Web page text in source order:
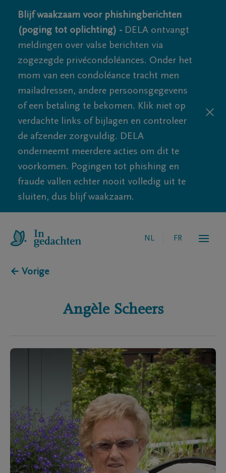
Blijf waakzaam voor phishingberichten
(poging tot oplichting) - DELA ontvangt
meldingen over valse berichten via
zogezegde privécondoléances. Onder het
mom van een condoléance tracht men
mailadressen, andere persoonsgegevens
of een betaling te bekomen. Klik niet op
verdachte links of bijlagen en controleer
de afzender zorgvuldig. DELA
onderneemt meerdere acties om dit te
voorkomen. Pogingen tot phishing en
fraude vallen echter nooit volledig uit te
sluiten, dus blijf waakzaam.
NL FR
← Vorige
Angèle Scheers